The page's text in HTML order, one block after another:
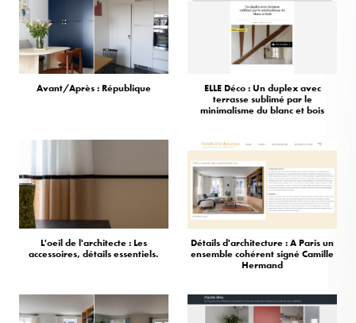
Avant/Après : République
ELLE Déco : Un duplex avec
terrasse sublimé par le
minimalisme du blanc et bois
L'oeil de l'architecte : Les
accessoires, détails essentiels.
Détails d'architecture : A Paris un
ensemble cohérent signé Camille
Hermand